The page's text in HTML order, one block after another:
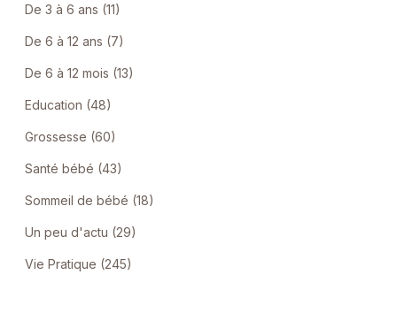
De 3 à 6 ans (11)
De 6 à 12 ans (7)
De 6 à 12 mois (13)
Education (48)
Grossesse (60)
Santé bébé (43)
Sommeil de bébé (18)
Un peu d'actu (29)
Vie Pratique (245)